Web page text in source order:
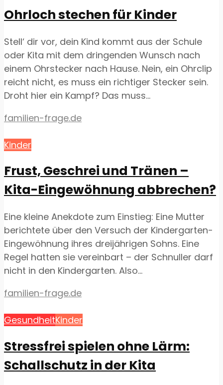
Ohrloch stechen für Kinder
Stell‘ dir vor, dein Kind kommt aus der Schule
oder Kita mit dem dringenden Wunsch nach
einem Ohrstecker nach Hause. Nein, ein Ohrclip
reicht nicht, es muss ein richtiger Stecker sein.
Droht hier ein Kampf? Das muss...
familien-frage.de
Kinder
Frust, Geschrei und Tränen –
Kita-Eingewöhnung abbrechen?
Eine kleine Anekdote zum Einstieg: Eine Mutter
berichtete über den Versuch der Kindergarten-
Eingewöhnung ihres dreijährigen Sohns. Eine
Regel hatten sie vereinbart – der Schnuller darf
nicht in den Kindergarten. Also...
familien-frage.de
GesundheitKinder
Stressfrei spielen ohne Lärm:
Schallschutz in der Kita